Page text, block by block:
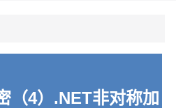
（4） .NET非对称加